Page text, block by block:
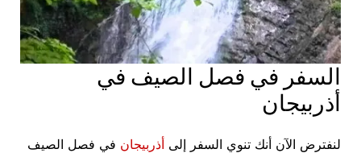
السفر في فصل الصيف في
أذربيجان
لنفترض الآن أنك تنوي السفر إلى أذربيجان في فصل الصيف